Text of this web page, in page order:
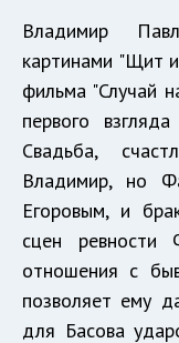
Владимир
картинами "Щит
фильма "Случай
первого
Свадьба,
Владимир, но
Егоровым, и
сцен ревности
отношения с
позволяет ему
для Басова